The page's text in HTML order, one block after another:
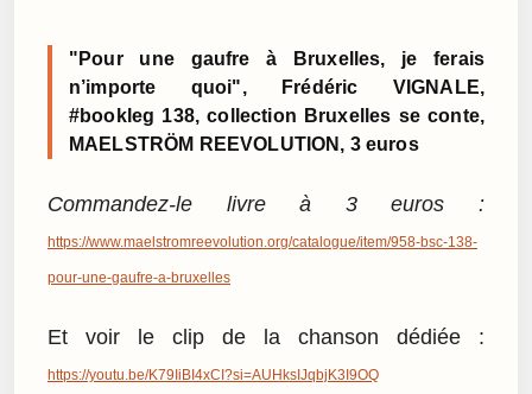
"Pour une gaufre à Bruxelles, je ferais
n’importe quoi", Frédéric VIGNALE,
#bookleg 138, collection Bruxelles se conte,
MAELSTRÖM REEVOLUTION, 3 euros
Commandez-le livre à 3 euros :
https://www.maelstromreevolution.org/catalogue/item/958-bsc-138-
pour-une-gaufre-a-bruxelles
Et voir le clip de la chanson dédiée :
https://youtu.be/K79IiBI4xCI?si=AUHksIJqbjK3I9OQ